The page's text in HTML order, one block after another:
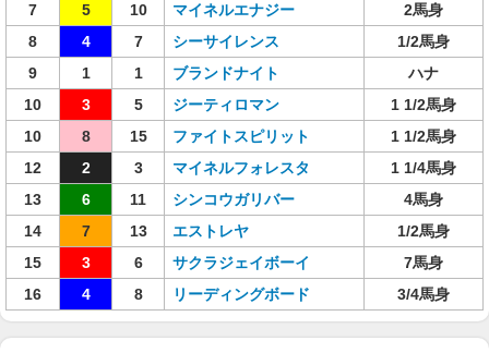
7
5 10 マイネルエナジー
2馬身
8
4 7 シーサイレンス
1/2馬身
9
1 1 ブランドナイト
ハナ
10
3 5 ジーティロマン
1 1/2馬身
10
8 15 ファイトスピリット
1 1/2馬身
12
2 3 マイネルフォレスタ
1 1/4馬身
13
6 11 シンコウガリバー
4馬身
14
7 13 エストレヤ
1/2馬身
15
3 6 サクラジェイボーイ
7馬身
16
4 8 リーディングボード 3/4馬身